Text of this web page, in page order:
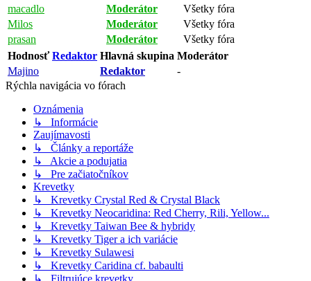
macadlo
Moderátor
Všetky fóra
Milos
Moderátor
Všetky fóra
prasan
Moderátor
Všetky fóra
HodnosťRedaktor Hlavná skupina Moderátor
Majino
Redaktor
-
Rýchla navigácia vo fórach
Oznámenia
↳ Informácie
Zaujímavosti
↳ Články a reportáže
↳ Akcie a podujatia
↳ Pre začiatočníkov
Krevetky
↳ Krevetky Crystal Red & Crystal Black
↳ Krevetky Neocaridina: Red Cherry, Rili, Yellow...
↳ Krevetky Taiwan Bee & hybridy
↳ Krevetky Tiger a ich variácie
↳ Krevetky Sulawesi
↳ Krevetky Caridina cf. babaulti
↳ Filtrujúce krevetky